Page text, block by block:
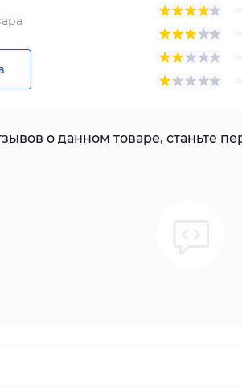
о данном товаре, станьте